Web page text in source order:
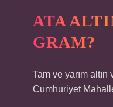
ATA
GRAM?
Tam ve yarım altın
Cumhuriyet